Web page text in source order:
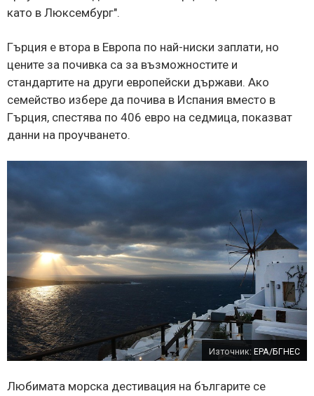
като в Люксембург".
Гърция е втора в Европа по най-ниски заплати, но
цените за почивка са за възможностите и
стандартите на други европейски държави. Ако
семейство избере да почива в Испания вместо в
Гърция, спестява по 406 евро на седмица, показват
данни на проучването.
Източник: EPA/БГНЕС
Любимата морска дестивация на българите се